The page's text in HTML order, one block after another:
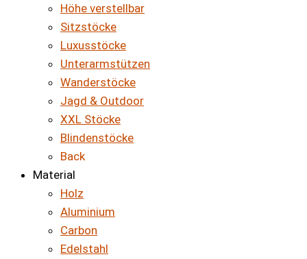
Höhe verstellbar
Sitzstöcke
Luxusstöcke
Unterarmstützen
Wanderstöcke
Jagd & Outdoor
XXL Stöcke
Blindenstöcke
Back
Material
Holz
Aluminium
Carbon
Edelstahl